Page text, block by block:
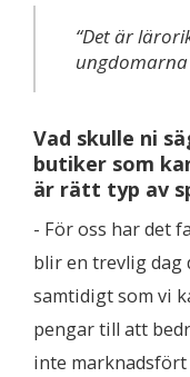
“Det är
Vad skulle ni
butiker som
är rätt typ av
- För oss har det
blir en trevlig dag
samtidigt som vi
pengar till att
inte marknadsfört